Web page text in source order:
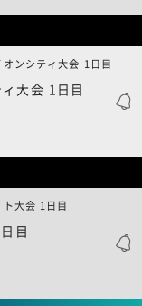
大会 1日目
シティ大会 1日目
目
大会 1日目